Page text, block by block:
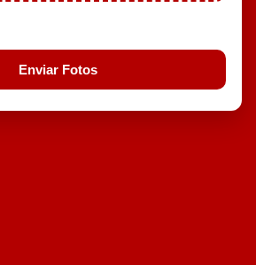
Enviar Fotos